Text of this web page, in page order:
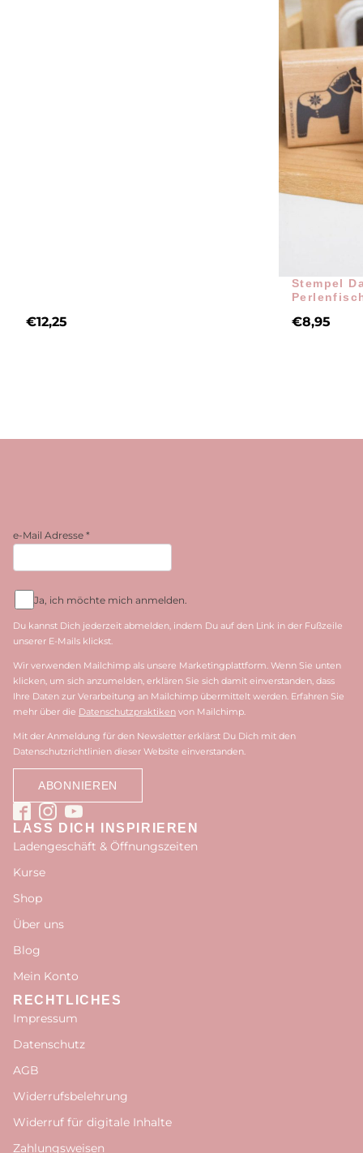
€12,25
Stempel
€8,95
e-Mail Adresse *
Ja, ich möchte mich anmelden.
Du kannst Dich jederzeit abmelden, indem Du auf den Link in der Fußzeile
unserer E-Mails klickst.
Wir verwenden Mailchimp als unsere Marketingplattform. Wenn Sie unten
klicken, um sich anzumelden, erklären Sie sich damit einverstanden, dass
Ihre Daten zur Verarbeitung an Mailchimp übermittelt werden. Erfahren Sie
mehr über die Datenschutzpraktiken von Mailchimp.
Mit der Anmeldung für den Newsletter erklärst Du Dich mit den
Datenschutzrichtlinien dieser Website einverstanden.
LASS DICH INSPIRIEREN
Ladengeschäft & Öffnungszeiten
Kurse
Shop
Über uns
Blog
Mein Konto
RECHTLICHES
Impressum
Datenschutz
AGB
Widerrufsbelehrung
Widerruf für digitale Inhalte
Zahlungsweisen